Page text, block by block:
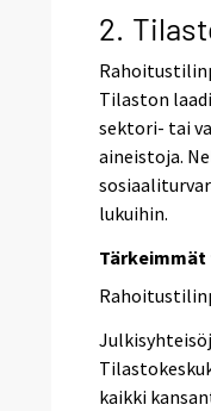
2.
Tilaston
sektori- tai
aineistoja.
lukuihin.
kaikki